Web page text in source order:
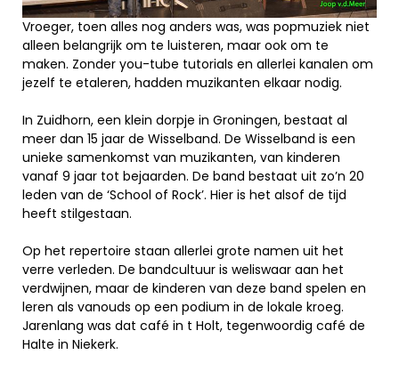
Vroeger, toen alles nog anders was, was popmuziek niet
alleen belangrijk om te luisteren, maar ook om te
maken. Zonder you-tube tutorials en allerlei kanalen om
jezelf te etaleren, hadden muzikanten elkaar nodig.
In Zuidhorn, een klein dorpje in Groningen, bestaat al
meer dan 15 jaar de Wisselband. De Wisselband is een
unieke samenkomst van muzikanten, van kinderen
vanaf 9 jaar tot bejaarden. De band bestaat uit zo’n 20
leden van de ‘School of Rock’. Hier is het alsof de tijd
heeft stilgestaan.
Op het repertoire staan allerlei grote namen uit het
verre verleden. De bandcultuur is weliswaar aan het
verdwijnen, maar de kinderen van deze band spelen en
leren als vanouds op een podium in de lokale kroeg.
Jarenlang was dat café in t Holt, tegenwoordig café de
Halte in Niekerk.